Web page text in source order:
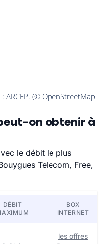
on obtenir à
le débit le plus
Telecom, Free,
DÉBIT
BOX
INTERNET
les offres